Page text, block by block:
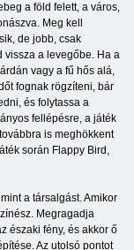
a föld felett, a város,
Meg kell
de jobb, csak
vissza a levegőbe. Ha a
vagy a fű hős alá,
fognak rögzíteni, bár
és folytassa a
fellépésre, a játék
is meghökkent
során Flappy Bird,
a társalgást. Amikor
Megragadja
északi fény, és akkor ő
Az utolsó pontot